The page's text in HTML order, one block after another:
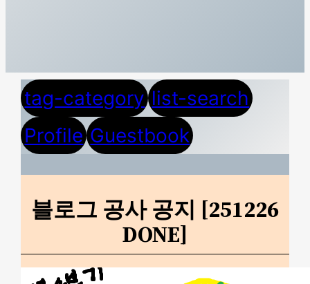
tag-category list-search
Profile Guestbook
블로그 공사 공지 [251226
DONE]